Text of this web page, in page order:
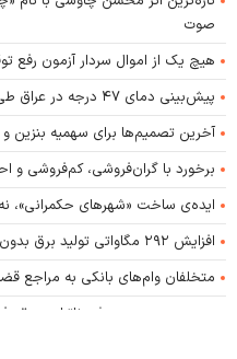
صوت
هیچ یک از اموال سردار آزمون رفع
پیش‌بینی دمای ۴۷ درجه در عراق طی در روز اربعین
آخرین تصمیم‌ها برای سهمیه
برخورد با گران‌فروشی، کم‌فروشی و
ایده‌ی ساخت «شهرهای حکمرانی»،
افزایش ۲۹۲ مگاواتی تولید برق بدون مصرف حتی یک واحد سوخت اضافی
متخلفان وام‌های بانکی به مراجع
بدون مدیریت مصرف، ناترازی برق